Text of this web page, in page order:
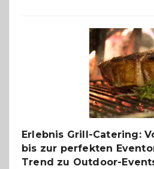
Erlebnis Grill-Catering:
bis zur perfekten
Trend zu Outdoor-